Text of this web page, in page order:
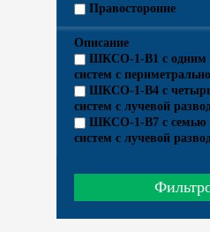
Правосторонне
Описание
ШКСО-1-В1 c одним
систем с
ШКСО-1-В4 c
систем с лучевой
ШКСО-1-В7 c семью
систем с лучевой